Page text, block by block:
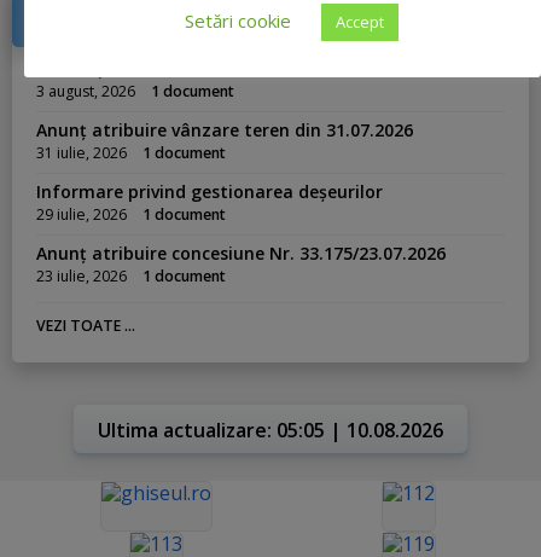
DOCUMENTE RECENTE
3 august, 2026 1 document
Anunț atribuire vânzare teren din 31.07.2026
31 iulie, 2026 1 document
Informare privind gestionarea deșeurilor
29 iulie, 2026 1 document
Anunț atribuire concesiune Nr. 33.175/23.07.2026
23 iulie, 2026 1 document
VEZI TOATE ...
Ultima actualizare: 05:05 | 10.08.2026
Setări cookie
Accept